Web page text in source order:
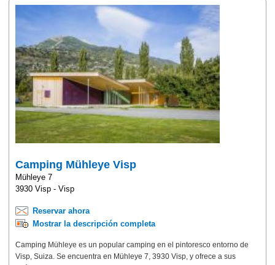
Camping Mühleye Visp
Mühleye 7
3930 Visp - Visp
Reservar ahora
Mostrar la descripción completa
Camping Mühleye es un popular camping en el pintoresco entorno de
Visp, Suiza. Se encuentra en Mühleye 7, 3930 Visp, y ofrece a sus